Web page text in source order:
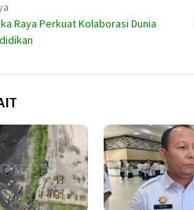
Raya Perkuat Kolaborasi Dunia